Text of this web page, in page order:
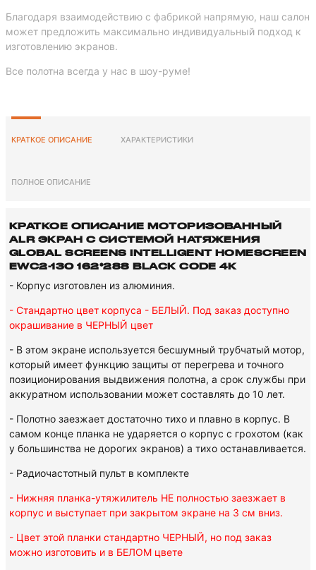
Благодаря взаимодействию с фабрикой напрямую, наш салон
может предложить максимально индивидуальный подход к
изготовлению экранов.
Все полотна всегда у нас в шоу-руме!
КРАТКОЕ ОПИСАНИЕ ХАРАКТЕРИСТИКИ
ПОЛНОЕ ОПИСАНИЕ
КРАТКОЕ ОПИСАНИЕ МОТОРИЗОВАННЫЙ
ALR ЭКРАН С СИСТЕМОЙ НАТЯЖЕНИЯ
GLOBAL SCREENS INTELLIGENT HOMESCREEN
EWC2-130 162*288 BLACK CODE 4K
- Корпус изготовлен из алюминия.
- Стандартно цвет корпуса - БЕЛЫЙ. Под заказ доступно
окрашивание в ЧЕРНЫЙ цвет
- В этом экране используется бесшумный трубчатый мотор,
который имеет функцию защиты от перегрева и точного
позиционирования выдвижения полотна, а срок службы при
аккуратном использовании может составлять до 10 лет.
- Полотно заезжает достаточно тихо и плавно в корпус. В
самом конце планка не ударяется о корпус с грохотом (как
у большинства не дорогих экранов) а тихо останавливается.
- Радиочастотный пульт в комплекте
- Нижняя планка-утяжилитель НЕ полностью заезжает в
корпус и выступает при закрытом экране на 3 см вниз.
- Цвет этой планки стандартно ЧЕРНЫЙ, но под заказ
можно изготовить и в БЕЛОМ цвете